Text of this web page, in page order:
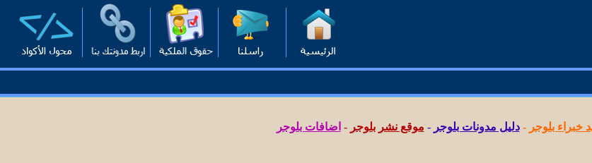
بلوجر -دليل مدونات بلوجر - موقع نشر بلوجر - اضافات بلوجر